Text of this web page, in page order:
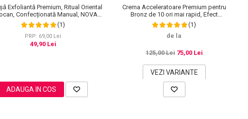
Exfoliantă Premium, Ritual Oriental
Confecționată Manual, NOVA
KISS®
(1)
PRP: 69,00 Lei
49,90 Lei
ADAUGA IN COS
Crema Acceleratoare Premium pentru
Bronz de 10 ori mai rapid, Efect
Intensificator, Ingrediente 100% Naturale,
Frduga
(1)
de la
125,00 Lei 75,00 Lei
VEZI VARIANTE